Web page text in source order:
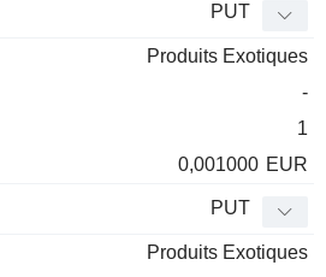
PUT
Produits Exotiques
-
1
0,001000 EUR
PUT
Produits Exotiques